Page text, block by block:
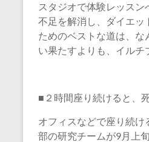
スタジオで体験レッス
不足を解消し、ダイエッ
ためのベストな道は、
い果たすよりも、イルチ
■２時間座り続けると、
オフィスなどで座り続
部の研究チームが9月上